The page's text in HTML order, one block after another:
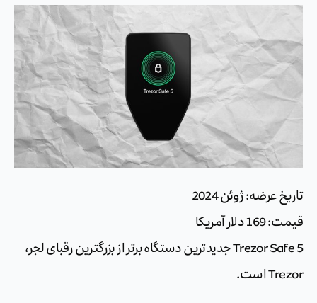
تاریخ عرضه: ژوئن 2024
قیمت: 169 دلار آمریکا
Trezor Safe 5 جدیدترین دستگاه برتر از بزرگترین رقبای لجر،
Trezor است.